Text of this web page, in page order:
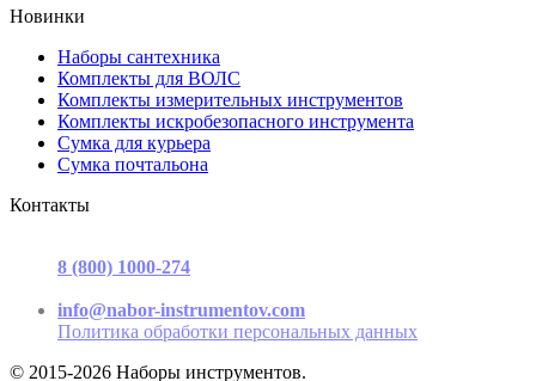
Новинки
Наборы сантехника
Комплекты для ВОЛС
Комплекты измерительных инструментов
Комплекты искробезопасного инструмента
Сумка для курьера
Сумка почтальона
Контакты
8 (800) 1000-274
info@nabor-instrumentov.com
Политика обработки персональных данных
© 2015-2026 Наборы инструментов.